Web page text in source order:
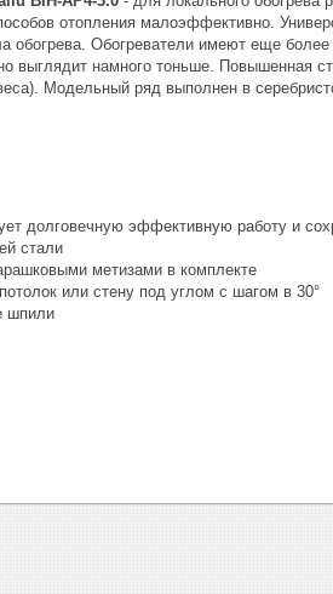
отопления малоэффективно.
обогрева. Обогреватели имеют еще
выглядит намного тоньше. Повышенная
Модельный ряд выполнен в
долговечную эффективную работу и
стали
метизами в комплекте
или стену под углом с шагом в 30°
шпили